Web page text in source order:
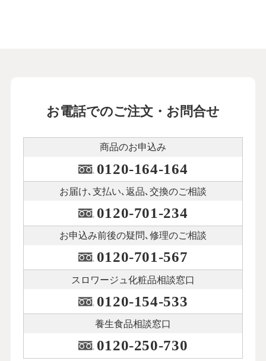
お電話でのご注文・お問合せ
商品のお申込み
0120-164-164
お届け､支払い､ 返品､交換のご相談
0120-701-234
お申込み前後の疑問､修理のご相談
0120-701-567
スロワージュ化粧品相談窓口
0120-154-533
養生食品相談窓口
0120-250-730